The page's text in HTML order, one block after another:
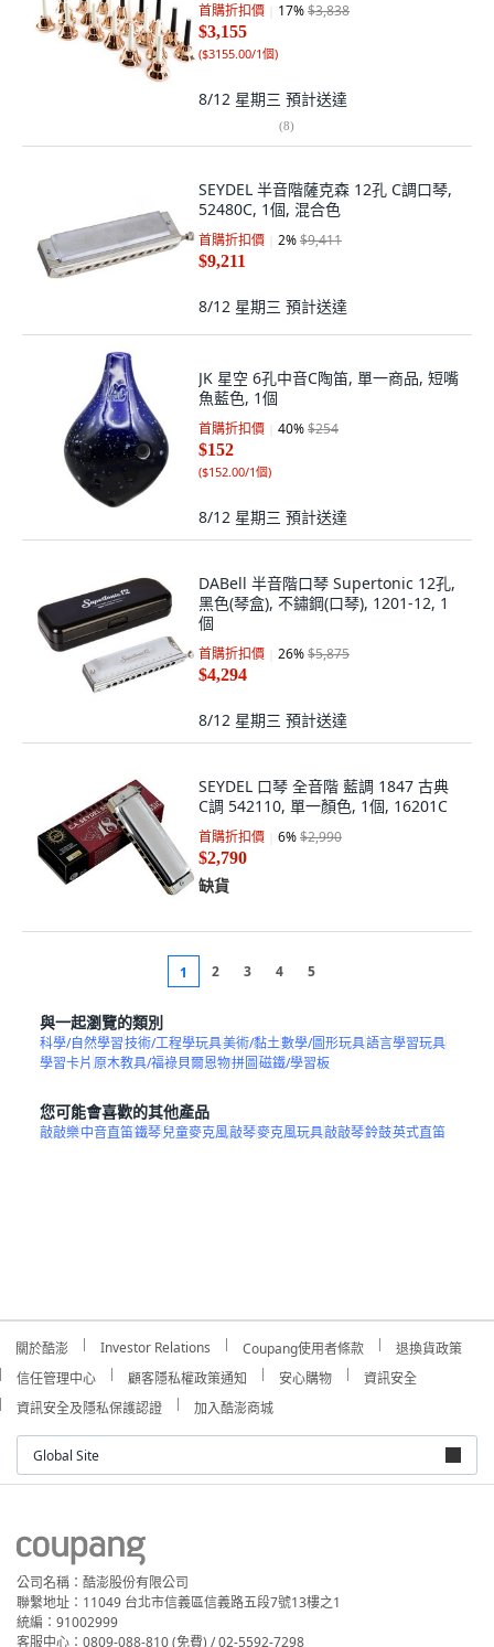
首購折扣價 17%$3,838
$3,155
($3155.00/1個)
8/12 星期三 預計送達
(8)
SEYDEL 半音階薩克森 12孔 C調口琴,
52480C, 1個, 混合色
首購折扣價 2%$9,411
$9,211
8/12 星期三 預計送達
JK 星空 6孔中音C陶笛, 單一商品, 短嘴
魚藍色, 1個
首購折扣價 40%$254
$152
($152.00/1個)
8/12 星期三 預計送達
DABell 半音階口琴 Supertonic 12孔,
黑色(琴盒), 不鏽鋼(口琴), 1201-12, 1
個
首購折扣價 26%$5,875
$4,294
8/12 星期三 預計送達
SEYDEL 口琴 全音階 藍調 1847 古典
C調 542110, 單一顏色, 1個, 16201C
首購折扣價 6%$2,990
$2,790
缺貨
1 2 3 4 5
與一起瀏覽的類別
科學/自然學習技術/工程學玩具美術/黏土數學/圖形玩具語言學習玩具
學習卡片原木教具/福祿貝爾恩物拼圖磁鐵/學習板
您可能會喜歡的其他產品
敲敲樂中音直笛鐵琴兒童麥克風敲琴麥克風玩具敲敲琴鈴鼓英式直笛
關於酷澎 Investor Relations Coupang使用者條款
退換貨政策
信任管理中心
顧客隱私權政策通知 安心購物
資訊安全
資訊安全及隱私保護認證
加入酷澎商城
Global Site
公司名稱：酷澎股份有限公司
聯繫地址：11049 台北市信義區信義路五段7號13樓之1
統編：91002999
客服中心：0809-088-810 (免費) / 02-5592-7298